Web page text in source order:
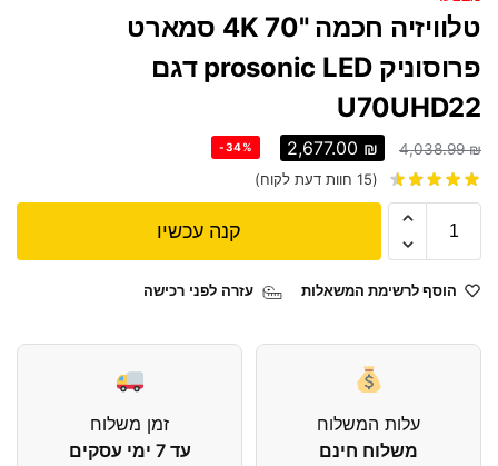
טלוויזיה חכמה "70 4K סמארט
פרוסוניק prosonic LED דגם
U70UHD22
4,038.99₪
2,677.00 ₪
-34%
(
15 חוות דעת לקוח)
קנה עכשיו
הוסף לרשימת המשאלות עזרה לפני רכישה
עלות המשלוח
משלוח חינם
זמן משלוח
עד 7 ימי עסקים